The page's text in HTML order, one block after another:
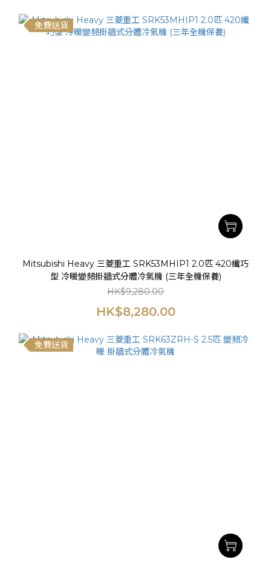
免費送貨
Mitsubishi Heavy 三菱重工 SRK53MHIP1 2.0匹 420纖巧
型 冷暖變頻掛牆式分體冷氣機 (三年全機保養)
HK$9,280.00
HK$8,280.00
免費送貨